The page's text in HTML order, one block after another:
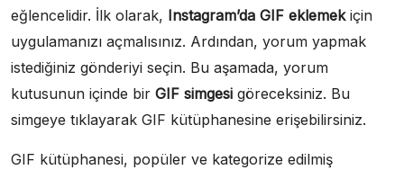
eğlencelidir. İlk olarak, Instagram’da GIF eklemekiçin
uygulamanızı açmalısınız. Ardından, yorum yapmak
istediğiniz gönderiyi seçin. Bu aşamada, yorum
kutusunun içinde bir GIF simgesi göreceksiniz. Bu
simgeye tıklayarak GIF kütüphanesine erişebilirsiniz.
GIF kütüphanesi, popüler ve kategorize edilmiş